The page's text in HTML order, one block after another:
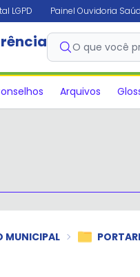
LGPD Painel Ouvidoria
O que você
Arquivos
MUNICIPAL
✕